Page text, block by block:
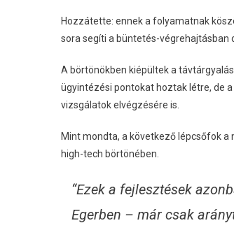
Hozzátette: ennek a folyamatnak
sora segíti a büntetés-végrehajtásban
A börtönökben kiépültek a
ügyintézési pontokat hoztak létre, de
vizsgálatok elvégzésére is.
Mint mondta, a következő lépcsőfok
high-tech börtönében.
“Ezek a fejlesztések
Egerben – már csak